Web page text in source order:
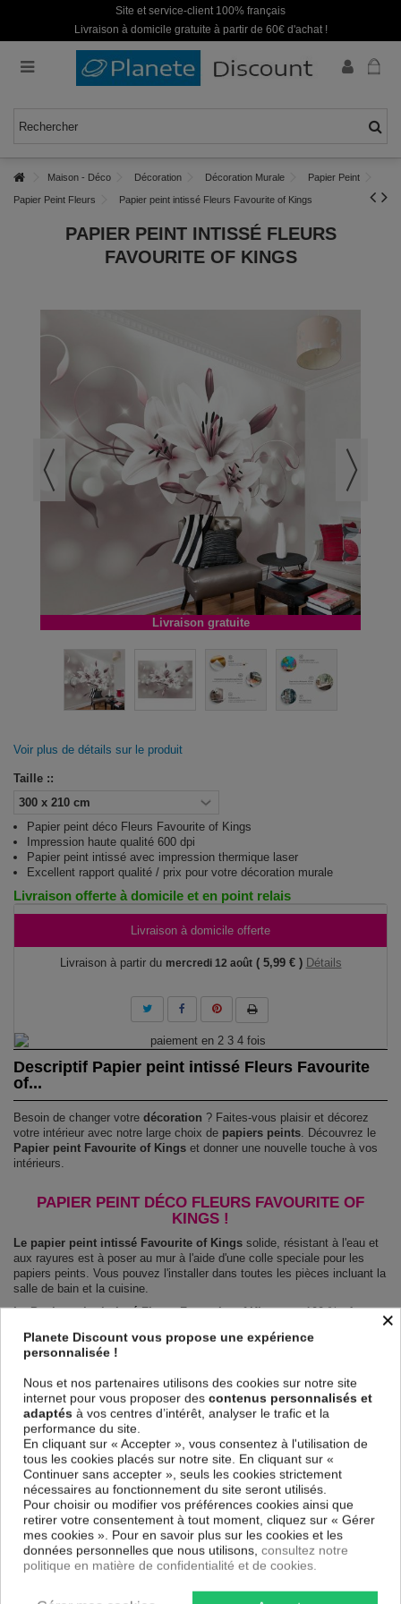
Site et service-client 100% français
Livraison à domicile gratuite à partir de 60€ d'achat !
Maison - Déco Décoration Décoration Murale Papier Peint
Papier Peint Fleurs Papier peint intissé Fleurs Favourite of Kings
PAPIER PEINT INTISSÉ FLEURS
FAVOURITE OF KINGS
Livraison gratuite
Voir plus de détails sur le produit
Taille ::
Papier peint déco Fleurs Favourite of Kings
Impression haute qualité 600 dpi
Papier peint intissé avec impression thermique laser
Excellent rapport qualité / prix pour votre décoration murale
Livraison offerte à domicile et en point relais
Livraison à domicile offerte
Livraison à partir du mercredi 12 août ( 5,99 € ) Détails
Descriptif Papier peint intissé Fleurs Favourite
of...
Besoin de changer votre décoration ? Faites-vous plaisir et décorez
votre intérieur avec notre large choix de papiers peints. Découvrez le
Papier peint Favourite of Kings et donner une nouvelle touche à vos
intérieurs.
PAPIER PEINT DÉCO FLEURS FAVOURITE OF
KINGS !
Le papier peint intissé Favourite of Kings solide, résistant à l'eau et
aux rayures est à poser au mur à l'aide d'une colle speciale pour les
papiers peints. Vous pouvez l'installer dans toutes les pièces incluant la
salle de bain et la cuisine.
Le Papier peint intissé Fleurs Favourite of Kingsest 100 % sûr,
Impression haute qualité : impression numérique en résolution de
600dpi. Les couleurs sont vives et l’impression est résistante à l'eau et
Le papier peint dispose d'une surface demi terne, il couvre les
imperfections et laisse respirer le mur.
Notre large choix de papiers peints tendances et modernes constituent
un moyen simple et pas cher de donner une nouvelle touche à vos
intérieurs, il y en a pour tous les goût.
Emballage sécurisé pour la livraison
Avant d’être envoyé, le papier peint est enroulé et mis dans un gros
carton.
Montage facile : Chaque papier peint est partagé en lés de 50 cm.
Poids: 120 g/m2
Dimensions des panneaux Favourite of Kings :
100x70: 50x70 50x70
200x140: 50x140 50x140 50x140 50x140
×
Planete Discount vous propose une expérience
personnalisée !
Nous et nos partenaires utilisons des cookies sur notre site
internet pour vous proposer des contenus personnalisés et
adaptés à vos centres d’intérêt, analyser le trafic et la
performance du site.
En cliquant sur « Accepter », vous consentez à l'utilisation de
tous les cookies placés sur notre site. En cliquant sur «
Continuer sans accepter », seuls les cookies strictement
nécessaires au fonctionnement du site seront utilisés.
Pour choisir ou modifier vos préférences cookies ainsi que
retirer votre consentement à tout moment, cliquez sur « Gérer
mes cookies ». Pour en savoir plus sur les cookies et les
données personnelles que nous utilisons, consultez notre
politique en matière de confidentialité et de cookies.